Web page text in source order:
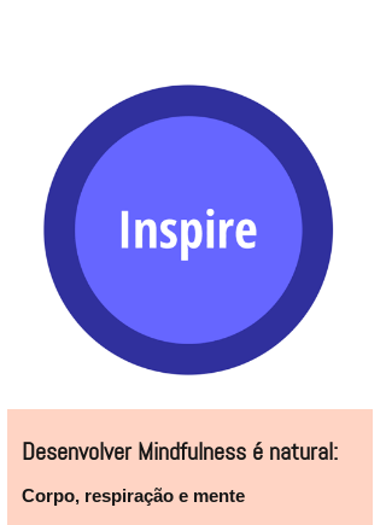
Desenvolver Mindfulness é natural:
Corpo, respiração e mente